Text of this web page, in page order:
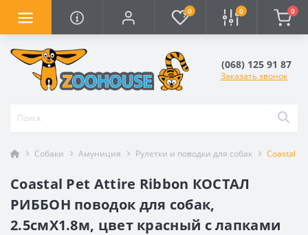
0 0 0
(068) 125 91 87
Заказать звонок
Собаки Амуниция Рулетки и поводки для собак Coastal
Coastal Pet Attire Ribbon КОСТАЛ
РИББОН поводок для собак,
2.5смХ1.8м, цвет красный с лапками